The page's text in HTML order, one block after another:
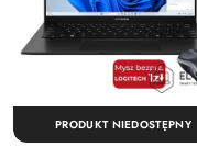
PRODUKT NIEDOSTĘPNY